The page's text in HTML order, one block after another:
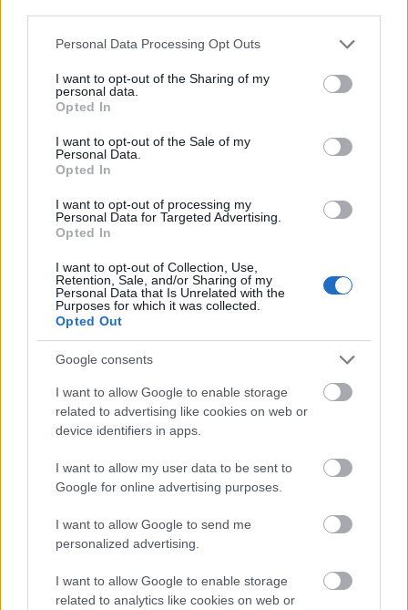
Please note that this website/app uses one or more Google
not limited to your visit or usage behaviour. You may click to
grant or deny consent to Google and its third-party tags to
use your data for below specified purposes in below Google
consent section.
Personal Data Processing Opt Outs
I want to opt-out of the Sharing of my
personal data.
Opted In
I want to opt-out of the Sale of my
Personal Data.
Opted In
I want to opt-out of processing my
Personal Data for Targeted Advertising.
Opted In
I want to opt-out of Collection, Use,
Retention, Sale, and/or Sharing of my
Personal Data that Is Unrelated with the
Purposes for which it was collected.
Opted Out
Google consents
I want to allow Google to enable storage
related to advertising like cookies on web or
device identifiers in apps.
I want to allow my user data to be sent to
Google for online advertising purposes.
I want to allow Google to send me
personalized advertising.
I want to allow Google to enable storage
related to analytics like cookies on web or
Látványos építési szakasz indult be a
AJÁNLJUK MÉG
Helyi hírek
Amire többmillióan vártunk: szombattól másodfokúra
Helyi hírek